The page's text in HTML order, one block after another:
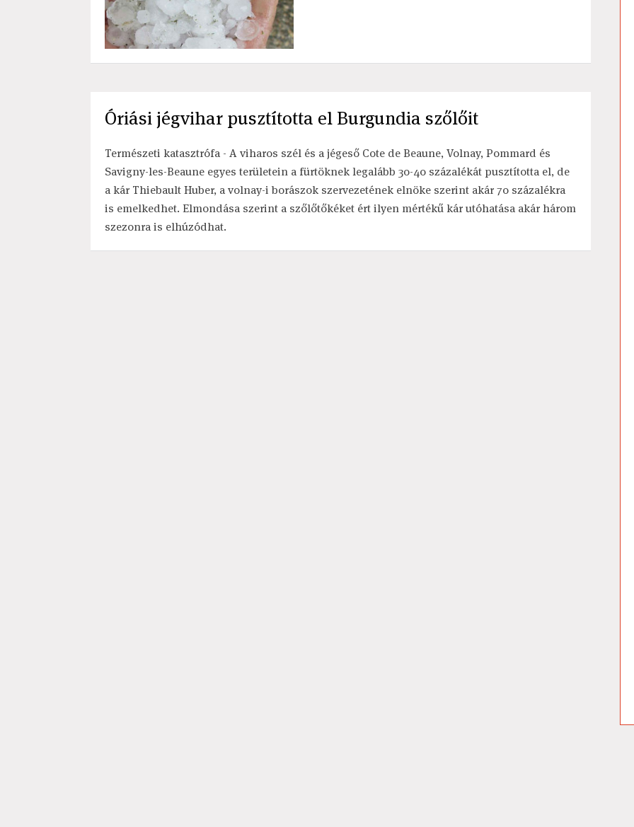
Óriási jégvihar pusztította el Burgundia szőlőit
Természeti katasztrófa - A viharos szél és a jégeső Cote de Beaune, Volnay, Pommard és
Savigny-les-Beaune egyes területein a fürtöknek legalább 30-40 százalékát pusztította el, de
a kár Thiebault Huber, a volnay-i borászok szervezetének elnöke szerint akár 70 százalékra
is emelkedhet. Elmondása szerint a szőlőtőkéket ért ilyen mértékű kár utóhatása akár három
szezonra is elhúzódhat.